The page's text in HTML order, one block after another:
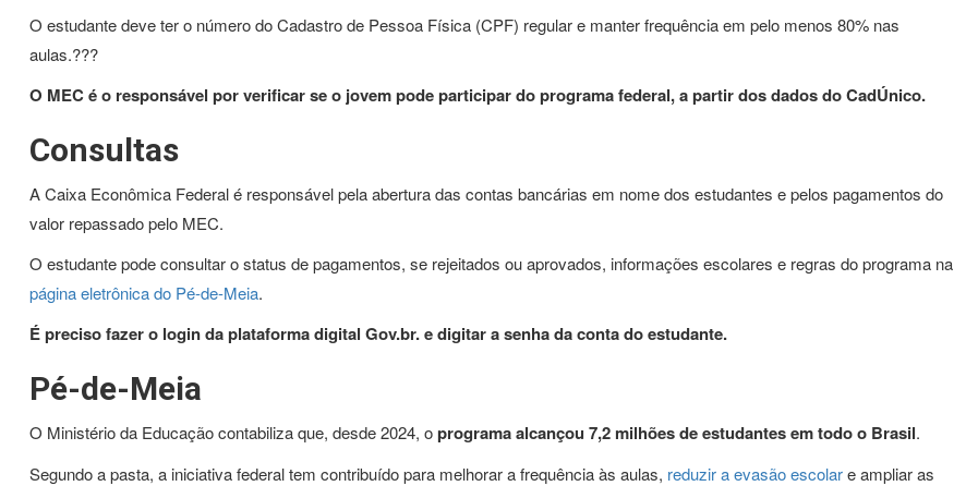
O estudante deve ter o número do Cadastro de Pessoa Física (CPF) regular e manter frequência em pelo menos 80% nas
aulas.???
O MEC é o responsável por verificar se o jovem pode participar do programa federal, a partir dos dados do CadÚnico.
Consultas
A Caixa Econômica Federal é responsável pela abertura das contas bancárias em nome dos estudantes e pelos pagamentos do
valor repassado pelo MEC.
O estudante pode consultar o status de pagamentos, se rejeitados ou aprovados, informações escolares e regras do programa na
página eletrônica do Pé-de-Meia.
É preciso fazer o login da plataforma digital Gov.br. e digitar a senha da conta do estudante.
Pé-de-Meia
O Ministério da Educação contabiliza que, desde 2024, oprograma alcançou 7,2 milhões de estudantes em todo o Brasil.
Segundo a pasta, a iniciativa federal tem contribuído para melhorar a frequência às aulas, reduzir a evasão escolare ampliar as